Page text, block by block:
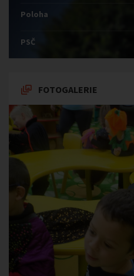
Poloha
PSČ
FOTOGALERIE